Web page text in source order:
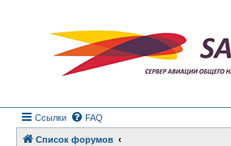
Ссылки FAQ
Список форумов